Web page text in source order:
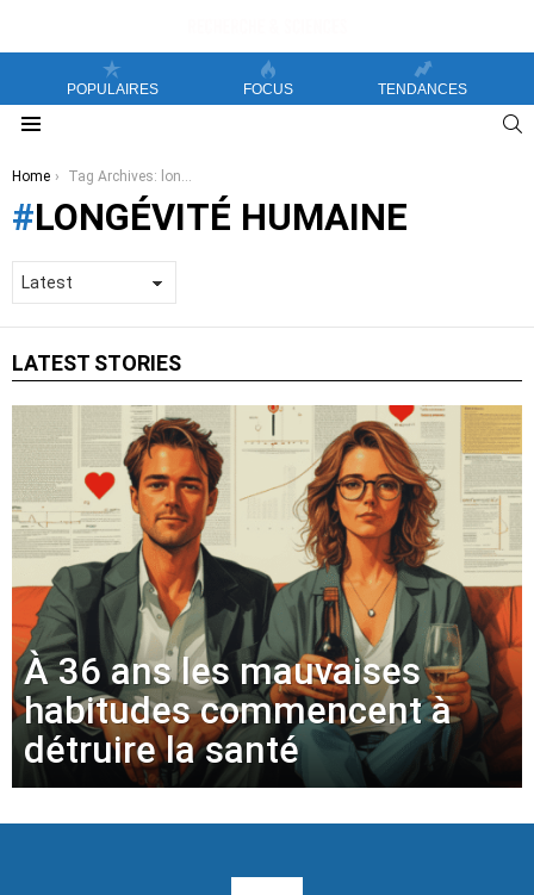
POPULAIRES FOCUS TENDANCES
You are here:
Home Tag Archives: longévité humaine
LONGÉVITÉ HUMAINE
LATEST STORIES
À 36 ans les mauvaises
habitudes commencent à
détruire la santé